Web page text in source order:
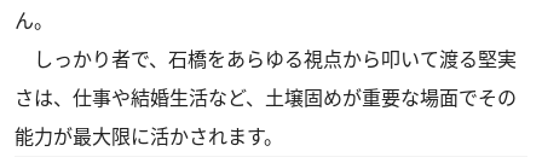
ん。
しっかり者で、石橋をあらゆる視点から叩いて渡る堅実
さは、仕事や結婚生活など、土壌固めが重要な場面でその
能力が最大限に活かされます。